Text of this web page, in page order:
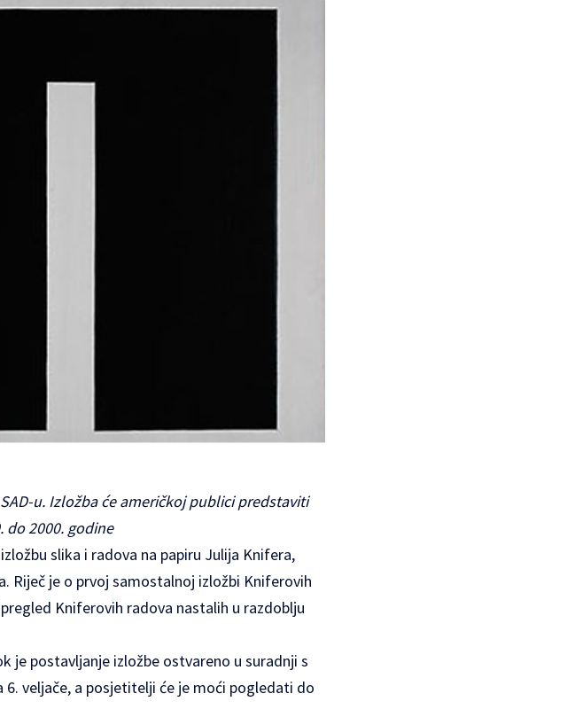
u. Izložba će američkoj publici predstaviti
2000. godine
slika i radova na papiru Julija Knifera,
Riječ je o prvoj samostalnoj izložbi Kniferovih
Kniferovih radova nastalih u razdoblju
postavljanje izložbe ostvareno u suradnji s
6. veljače, a posjetitelji će je moći pogledati do